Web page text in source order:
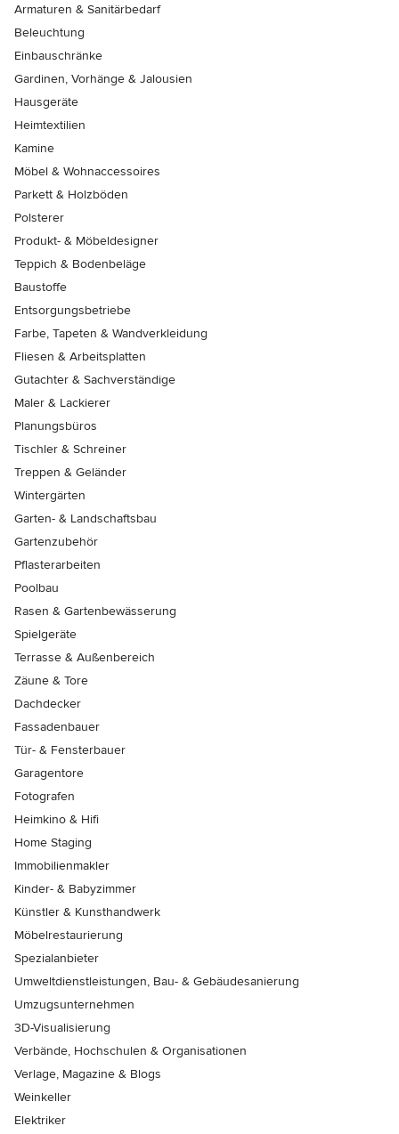
Armaturen & Sanitärbedarf
Beleuchtung
Einbauschränke
Gardinen, Vorhänge & Jalousien
Hausgeräte
Heimtextilien
Kamine
Möbel & Wohnaccessoires
Parkett & Holzböden
Polsterer
Produkt- & Möbeldesigner
Teppich & Bodenbeläge
Baustoffe
Entsorgungsbetriebe
Farbe, Tapeten & Wandverkleidung
Fliesen & Arbeitsplatten
Gutachter & Sachverständige
Maler & Lackierer
Planungsbüros
Tischler & Schreiner
Treppen & Geländer
Wintergärten
Garten- & Landschaftsbau
Gartenzubehör
Pflasterarbeiten
Poolbau
Rasen & Gartenbewässerung
Spielgeräte
Terrasse & Außenbereich
Zäune & Tore
Dachdecker
Fassadenbauer
Tür- & Fensterbauer
Garagentore
Fotografen
Heimkino & Hifi
Home Staging
Immobilienmakler
Kinder- & Babyzimmer
Künstler & Kunsthandwerk
Möbelrestaurierung
Spezialanbieter
Umweltdienstleistungen, Bau- & Gebäudesanierung
Umzugsunternehmen
3D-Visualisierung
Verbände, Hochschulen & Organisationen
Verlage, Magazine & Blogs
Weinkeller
Elektriker